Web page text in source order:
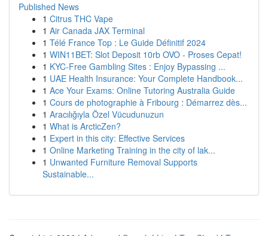
Published News
1 Citrus THC Vape
1 Air Canada JAX Terminal
1 Télé France Top : Le Guide Définitif 2024
1 WIN11BET: Slot Deposit 10rb OVO - Proses Cepat!
1 KYC-Free Gambling Sites : Enjoy Bypassing ...
1 UAE Health Insurance: Your Complete Handbook...
1 Ace Your Exams: Online Tutoring Australia Guide
1 Cours de photographie à Fribourg : Démarrez dès...
1 Aracılığıyla Özel Vücudunuzun
1 What is ArcticZen?
1 Expert in this city: Effective Services
1 Online Marketing Training in the city of lak...
1 Unwanted Furniture Removal Supports
Sustainable...